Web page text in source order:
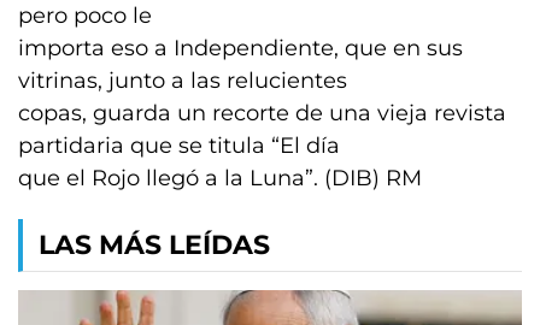
pero poco le
importa eso a Independiente, que en sus
vitrinas, junto a las relucientes
copas, guarda un recorte de una vieja revista
partidaria que se titula “El día
que el Rojo llegó a la Luna”. (DIB) RM
LAS MÁS LEÍDAS